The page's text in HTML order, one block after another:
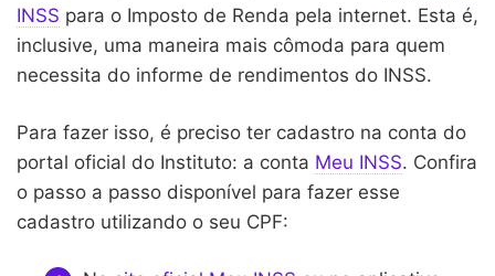
INSS para o Imposto de Renda pela internet. Esta é,
inclusive, uma maneira mais cômoda para quem
necessita do informe de rendimentos do INSS.
Para fazer isso, é preciso ter cadastro na conta do
portal oficial do Instituto: a conta Meu INSS. Confira
o passo a passo disponível para fazer esse
cadastro utilizando o seu CPF: